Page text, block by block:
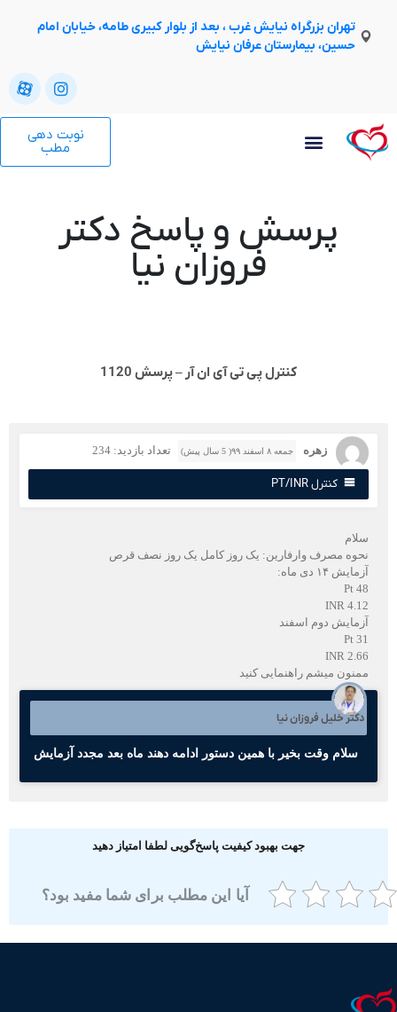
تهران بزرگراه نیایش غرب ، بعد از بلوار کبیری طامه، خیابان امام
حسین، بیمارستان عرفان نیایش
نوبت دهی
پرسش و پاسخ دکتر
فروزان نیا
کنترل پی تی آی ان آر – پرسش 1120
زهره جمعه ۸ اسفند ۹۹( 5 سال پیش) تعداد بازدید: 234
کنترل PT/INR
مصرف وارفارین: یک روز کامل یک روز نصف قرص
۱۴ دی ماه:
INR
دوم اسفند
INR
میشم راهنمایی کنید
دکتر خلیل فروزان نیا
سلام وقت بخیر با همین دستور ادامه دهند ماه بعد مجدد آزمایش
جهت بهبود کیفیت پاسخ‌گویی لطفا امتیاز دهید
آیا این مطلب برای شما مفید بود؟